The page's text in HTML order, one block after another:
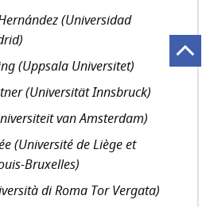
(Universidad
(Uppsala Universitet)
(Universität Innsbruck)
van Amsterdam)
(Université de Liège et
Bruxelles)
di Roma Tor Vergata)